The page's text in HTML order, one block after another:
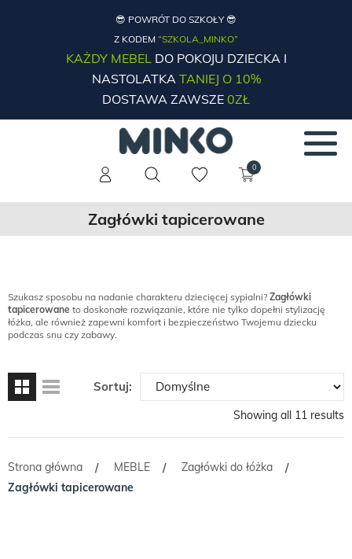
😎 POWRÓT DO SZKOŁY 😎
Z KODEM “SZKOLA_MINKO”
KAŻDY MEBELDO POKOJU DZIECKA I
NASTOLATKATANIEJ O 10%
DOSTAWA ZAWSZE 0ZŁ
0
Zagłówki tapicerowane
Szukasz sposobu na nadanie charakteru dziecięcej sypialni? Zagłówki
tapicerowane to doskonałe rozwiązanie, które nie tylko dopełni stylizację
łóżka, ale również zapewni komfort i bezpieczeństwo Twojemu dziecku
podczas snu czy zabawy.
Sortuj:
Showing all 11 results
Strona główna / MEBLE / Zagłówki do łóżka
/
Zagłówki tapicerowane